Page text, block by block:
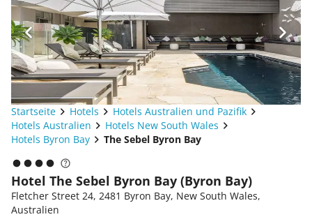
Startseite Hotels
Hotels Australien und Pazifik
Hotels Australien
Hotels New South Wales
Hotels Byron Bay
The Sebel Byron Bay
Hotel The Sebel Byron Bay (Byron Bay)
Fletcher Street 24, 2481 Byron Bay, New South Wales,
Australien